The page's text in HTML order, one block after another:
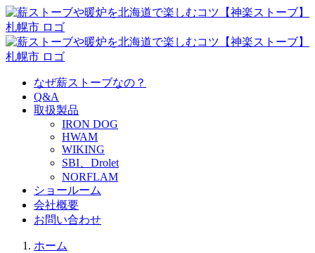
Skip
to
content
なぜ薪ストーブなの？
Q&A
取扱製品
IRON DOG
HWAM
WIKING
SBI、Drolet
NORFLAM
ショールーム
会社概要
お問い合わせ
ホーム